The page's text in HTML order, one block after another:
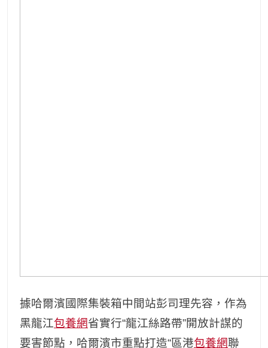
據哈爾濱國際集裝箱中間站彭司理先容，作為
黑龍江包養網省實行“龍江絲路帶”開放計謀的
要害節點，哈爾濱市重點打造“區港包養網聯